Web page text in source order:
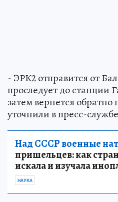
- ЭРК2 отправится от
проследует до станции
затем вернется
уточнили в пресс-
Над СССР военные
пришельцев: как
искала и изучала
НАУКА